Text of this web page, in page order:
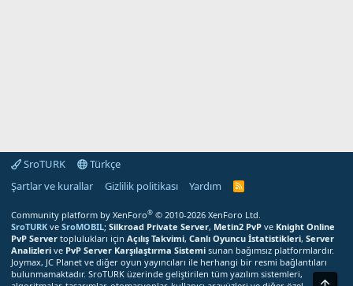
SroTURK
Türkçe
Şartlar ve kurallar
Gizlilik politikası Yardım
S
T
U
R
K
R
S
Community platform by XenForo® © 2010-2026 XenForo Ltd.
SroTURK ve SroMOBIL; Silkroad Private Server, Metin2 PvP ve Knight Online
PvP Server toplulukları için Açılış Takvimi, Canlı Oyuncu İstatistikleri, Server
Analizleri ve PvP Server Karşılaştırma Sistemi sunan bağımsız platformlardır.
Joymax, JC Planet ve diğer oyun yayıncıları ile herhangi bir resmi bağlantıları
bulunmamaktadır. SroTURK üzerinde geliştirilen tüm yazılım sistemleri,